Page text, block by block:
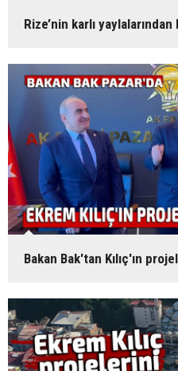
Rize’nin karlı
Bakan Bak'tan Kılıç'ın